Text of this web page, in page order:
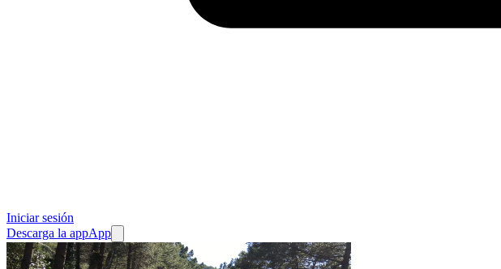
Iniciar sesión
Descarga la appApp